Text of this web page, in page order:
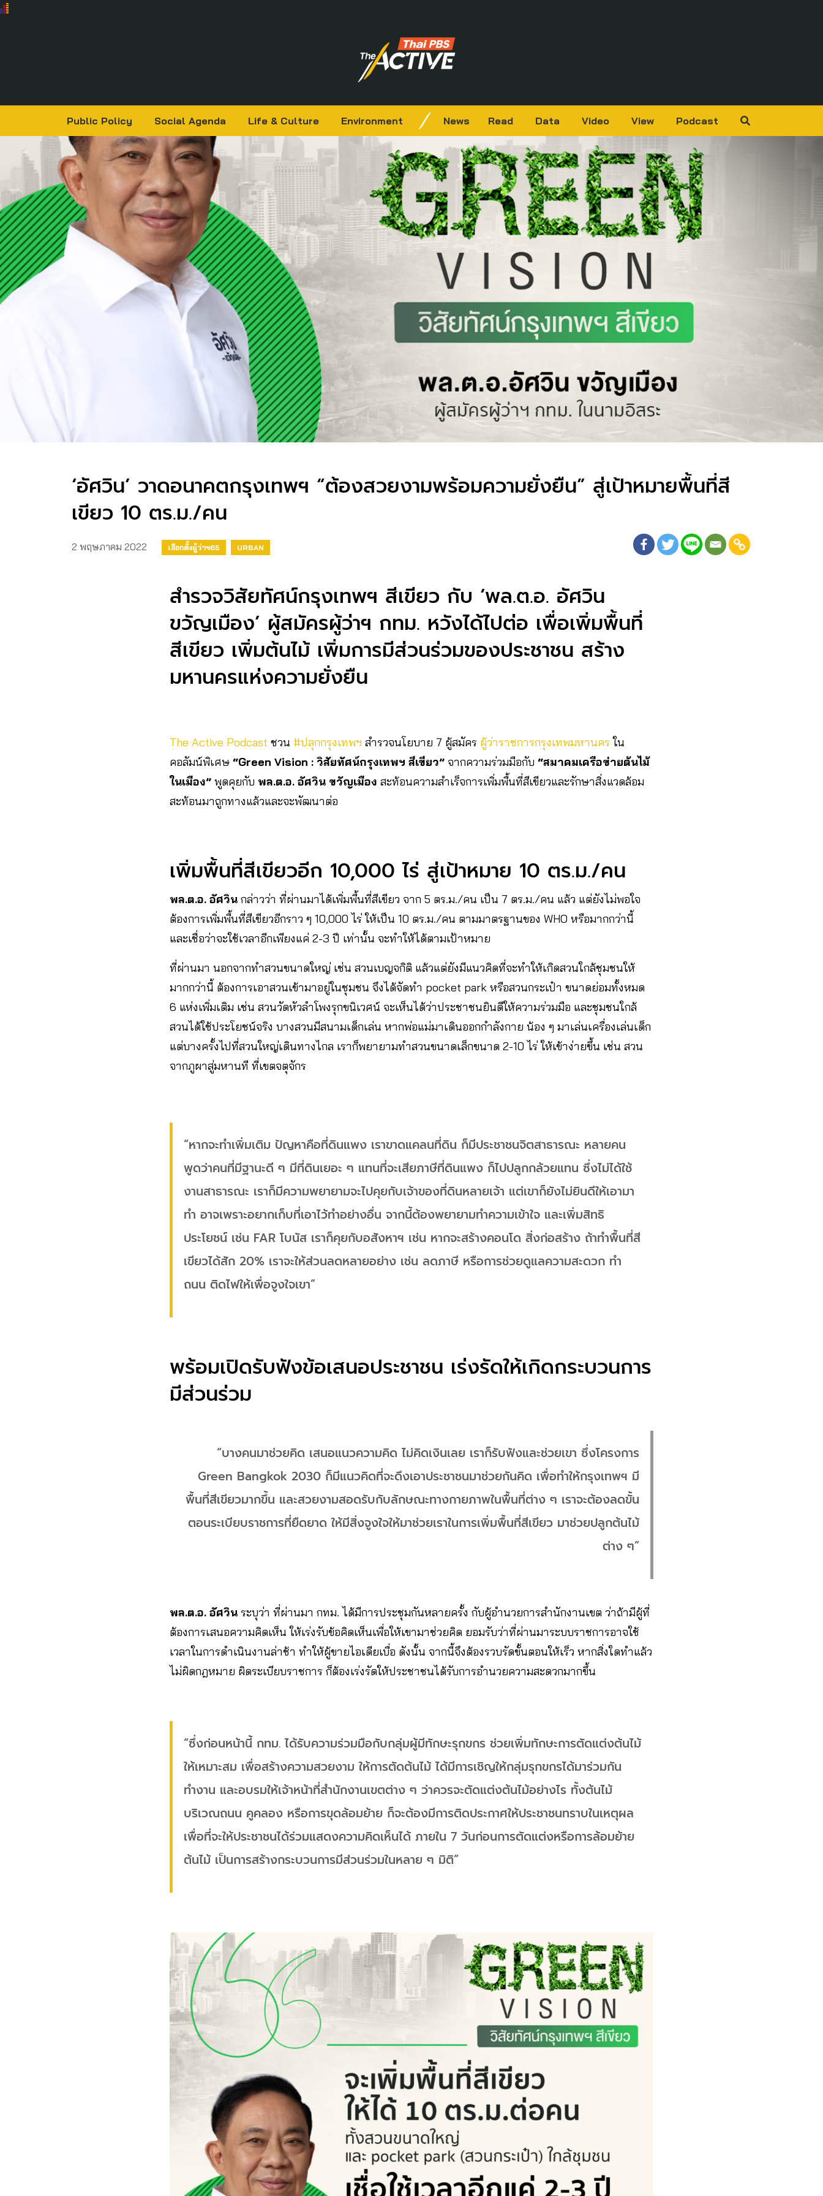
Public Policy Social Agenda Life & Culture Environment News Read Data Video View Podcast
‘อัศวิน’ วาดอนาคตกรุงเทพฯ “ต้องสวยงามพร้อมความยั่งยืน” สู่เป้าหมายพื้นที่สี
เขียว 10 ตร.ม./คน
2 พฤษภาคม 2022 เลือกตั้งผู้ว่าฯ65 URBAN
สำรวจวิสัยทัศน์กรุงเทพฯ สีเขียว กับ ‘พล.ต.อ. อัศวิน
ขวัญเมือง’ ผู้สมัครผู้ว่าฯ กทม. หวังได้ไปต่อ เพื่อเพิ่มพื้นที่
สีเขียว เพิ่มต้นไม้ เพิ่มการมีส่วนร่วมของประชาชน สร้าง
มหานครแห่งความยั่งยืน
The Active Podcast ชวน #ปลุกกรุงเทพฯ สำรวจนโยบาย 7 ผู้สมัคร ผู้ว่าราชการกรุงเทพมหานครใน
คอลัมน์พิเศษ “Green Vision : วิสัยทัศน์กรุงเทพฯ สีเขียว” จากความร่วมมือกับ “สมาคมเครือข่ายต้นไม้
ในเมือง” พูดคุยกับ พล.ต.อ. อัศวิน ขวัญเมือง สะท้อนความสำเร็จการเพิ่มพื้นที่สีเขียวและรักษาสิ่งแวดล้อม
สะท้อนมาถูกทางแล้วและจะพัฒนาต่อ
เพิ่มพื้นที่สีเขียวอีก 10,000 ไร่ สู่เป้าหมาย 10 ตร.ม./คน
พล.ต.อ. อัศวิน กล่าวว่า ที่ผ่านมาได้เพิ่มพื้นที่สีเขียว จาก 5 ตร.ม./คน เป็น 7 ตร.ม./คน แล้ว แต่ยังไม่พอใจ
ต้องการเพิ่มพื้นที่สีเขียวอีกราว ๆ 10,000 ไร่ ให้เป็น 10 ตร.ม./คน ตามมาตรฐานของ WHO หรือมากกว่านี้
และเชื่อว่าจะใช้เวลาอีกเพียงแค่ 2-3 ปี เท่านั้น จะทำให้ได้ตามเป้าหมาย
ที่ผ่านมา นอกจากทำสวนขนาดใหญ่ เช่น สวนเบญจกิติ แล้วแต่ยังมีแนวคิดที่จะทำให้เกิดสวนใกล้ชุมชนให้
มากกว่านี้ ต้องการเอาสวนเข้ามาอยู่ในชุมชน จึงได้จัดทำ pocket park หรือสวนกระเป๋า ขนาดย่อมทั้งหมด
6 แห่งเพิ่มเติม เช่น สวนวัดหัวลำโพงรุกขนิเวศน์ จะเห็นได้ว่าประชาชนยินดีให้ความร่วมมือ และชุมชนใกล้
สวนได้ใช้ประโยชน์จริง บางสวนมีสนามเด็กเล่น หากพ่อแม่มาเดินออกกำลังกาย น้อง ๆ มาเล่นเครื่องเล่นเด็ก
แต่บางครั้งไปที่สวนใหญ่เดินทางไกล เราก็พยายามทำสวนขนาดเล็กขนาด 2-10 ไร่ ให้เข้าง่ายขึ้น เช่น สวน
จากภูผาสู่มหานที ที่เขตจตุจักร
“หากจะทำเพิ่มเติม ปัญหาคือที่ดินแพง เราขาดแคลนที่ดิน ก็มีประชาชนจิตสาธารณะ หลายคน
พูดว่าคนที่มีฐานะดี ๆ มีที่ดินเยอะ ๆ แทนที่จะเสียภาษีที่ดินแพง ก็ไปปลูกกล้วยแทน ซึ่งไม่ได้ใช้
งานสาธารณะ เราก็มีความพยายามจะไปคุยกับเจ้าของที่ดินหลายเจ้า แต่เขาก็ยังไม่ยินดีให้เอามา
ทำ อาจเพราะอยากเก็บที่เอาไว้ทำอย่างอื่น จากนี้ต้องพยายามทำความเข้าใจ และเพิ่มสิทธิ
ประโยชน์ เช่น FAR โบนัส เราก็คุยกับอสังหาฯ เช่น หากจะสร้างคอนโด สิ่งก่อสร้าง ถ้าทำพื้นที่สี
เขียวได้สัก 20% เราจะให้ส่วนลดหลายอย่าง เช่น ลดภาษี หรือการช่วยดูแลความสะดวก ทำ
ถนน ติดไฟให้เพื่อจูงใจเขา”
พร้อมเปิดรับฟังข้อเสนอประชาชน เร่งรัดให้เกิดกระบวนการ
มีส่วนร่วม
“บางคนมาช่วยคิด เสนอแนวความคิด ไม่คิดเงินเลย เราก็รับฟังและช่วยเขา ซึ่งโครงการ
Green Bangkok 2030 ก็มีแนวคิดที่จะดึงเอาประชาชนมาช่วยกันคิด เพื่อทำให้กรุงเทพฯ มี
พื้นที่สีเขียวมากขึ้น และสวยงามสอดรับกับลักษณะทางกายภาพในพื้นที่ต่าง ๆ เราจะต้องลดขั้น
ตอนระเบียบราชการที่ยืดยาด ให้มีสิ่งจูงใจให้มาช่วยเราในการเพิ่มพื้นที่สีเขียว มาช่วยปลูกต้นไม้
ต่าง ๆ”
พล.ต.อ. อัศวิน ระบุว่า ที่ผ่านมา กทม. ได้มีการประชุมกันหลายครั้ง กับผู้อำนวยการสำนักงานเขต ว่าถ้ามีผู้ที่
ต้องการเสนอความคิดเห็น ให้เร่งรับข้อคิดเห็นเพื่อให้เขามาช่วยคิด ยอมรับว่าที่ผ่านมาระบบราชการอาจใช้
เวลาในการดำเนินงานล่าช้า ทำให้ผู้ขายไอเดียเบื่อ ดังนั้น จากนี้จึงต้องรวบรัดขั้นตอนให้เร็ว หากสิ่งใดทำแล้ว
ไม่ผิดกฎหมาย ผิดระเบียบราชการ ก็ต้องเร่งรัดให้ประชาชนได้รับการอำนวยความสะดวกมากขึ้น
“ซึ่งก่อนหน้านี้ กทม. ได้รับความร่วมมือกับกลุ่มผู้มีทักษะรุกขกร ช่วยเพิ่มทักษะการตัดแต่งต้นไม้
ให้เหมาะสม เพื่อสร้างความสวยงาม ให้การตัดต้นไม้ ได้มีการเชิญให้กลุ่มรุกขกรได้มาร่วมกัน
ทำงาน และอบรมให้เจ้าหน้าที่สำนักงานเขตต่าง ๆ ว่าควรจะตัดแต่งต้นไม้อย่างไร ทั้งต้นไม้
บริเวณถนน คูคลอง หรือการขุดล้อมย้าย ก็จะต้องมีการติดประกาศให้ประชาชนทราบในเหตุผล
เพื่อที่จะให้ประชาชนได้ร่วมแสดงความคิดเห็นได้ ภายใน 7 วันก่อนการตัดแต่งหรือการล้อมย้าย
ต้นไม้ เป็นการสร้างกระบวนการมีส่วนร่วมในหลาย ๆ มิติ”